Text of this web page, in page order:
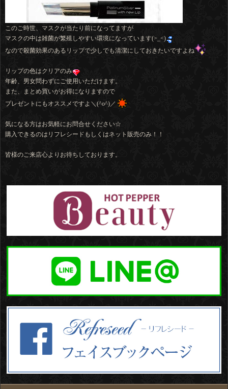
このご時世、マスクが当たり前になってますが
マスクの中は雑菌が繁殖しやすい環境になっています(>_<)
なので殺菌効果のあるリップで少しでも清潔にしておきたいですよね
リップの色はクリアのみ
年齢、男女問わずにご使用いただけます。
また、まとめ買いがお得になりますので
プレゼントにもオススメですよ＼(^o^)／
気になる方はお気軽にお問合せください☆
購入できるのはリフレシードもしくはネット販売のみ！！
皆様のご来店心よりお待ちしております。